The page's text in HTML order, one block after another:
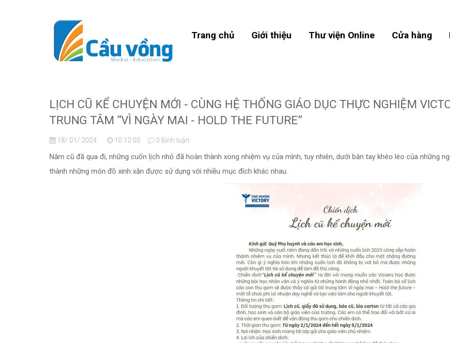
Trang chủ Giới thiệu Thư viện Online Cửa hàng
LỊCH CŨ KỂ CHUYỆN MỚI - CÙNG HỆ THỐNG GIÁO DỤC THỰC NGHIỆM
TRUNG TÂM “VÌ NGÀY MAI - HOLD THE FUTURE”
18/ 01/ 2024 10:12:00 0 Bình luận
Năm cũ đã qua đi, những cuốn lịch nhỏ đã hoàn thành xong nhiệm vụ của mình, tuy nhiên, dưới bàn tay khéo léo của những
thành những món đồ xinh xắn được sử dụng với nhiều mục đích khác nhau.